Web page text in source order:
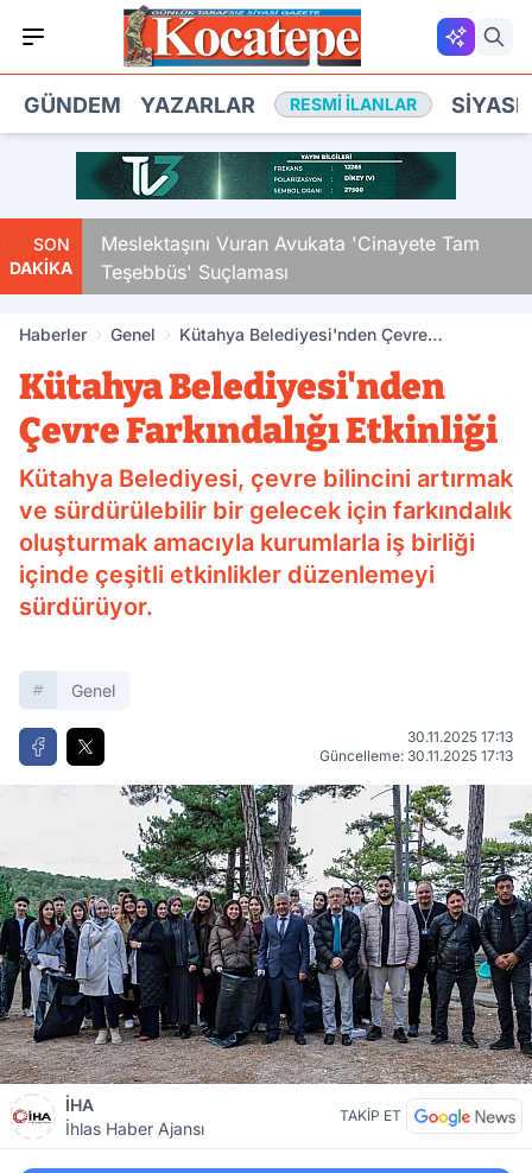
GÜNDEM YAZARLAR RESMI İLANLAR
SON
DAKİKA
Meslektaşını Vuran Avukata 'Cinayete Tam
Teşebbüs' Suçlaması
Haberler Genel
Kütahya Belediyesi'nden Çevre
Kütahya Belediyesi'nden
Çevre Farkındalığı Etkinliği
Kütahya Belediyesi, çevre bilincini artırmak
ve sürdürülebilir bir gelecek için farkındalık
oluşturmak amacıyla kurumlarla iş birliği
içinde çeşitli etkinlikler düzenlemeyi
sürdürüyor.
Genel
30.11.2025 17:13
Güncelleme: 30.11.2025 17:13
İHA
İhlas Haber Ajansı
TAKİP ET